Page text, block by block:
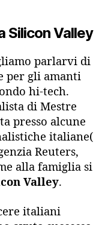
Silicon Valley
parlarvi di
per gli amanti
hi-tech.
di Mestre
presso alcune
italiane(
Reuters,
alla famiglia si
Valley.
italiani